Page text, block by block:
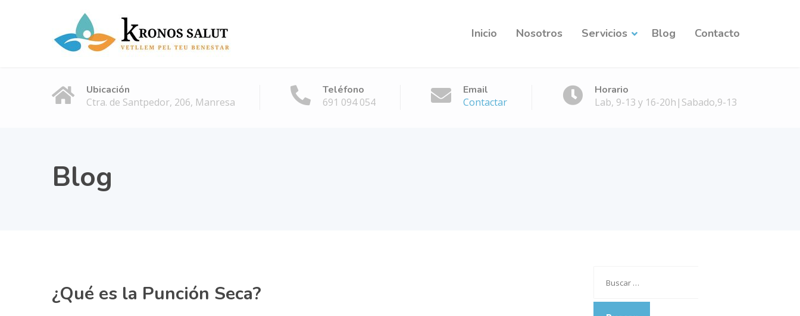
Inicio Nosotros Servicios Blog Contacto
Ubicación
Ctra. de Santpedor, 206, Manresa
Teléfono
691 094 054
Email
Contactar
Horario
Lab, 9-13 y 16-20h|Sabado,9-13
Blog
¿Qué es la Punción Seca?